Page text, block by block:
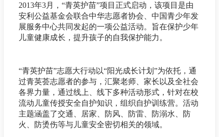
2013年3月，“青英护苗”项目正式启动，该项目是由
安利公益基金会联合中华志愿者协会、中国青少年发
展服务中心共同发起的一项公益活动。旨在保护少年
儿童健康成长，提升孩子的自我保护能力。
“青英护苗”志愿大行动以“阳光成长计划”为依托，通
过青英荟志愿者的参与，汇聚老师、家长以及全社会
各界力量，通过线上、线下多种活动形式，针对在校
流动儿童传授安全自护知识，组织自护训练营。活动
主题涵盖了交通、居家、防风、防雷、防溺水、防
火、防烫伤等与儿童安全密切相关的领域。